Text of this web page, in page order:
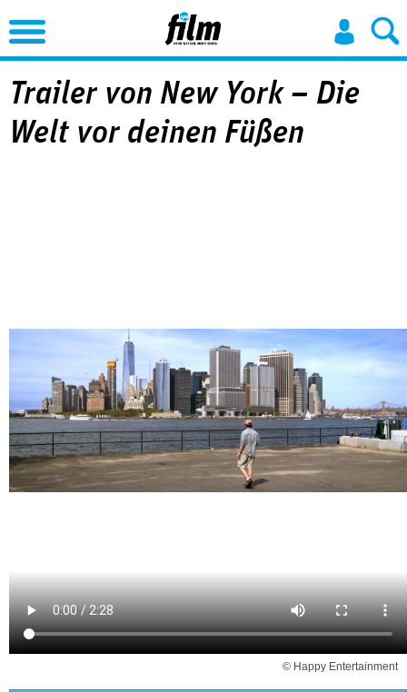
Jump to Navigation
Trailer von New York – Die
Welt vor deinen Füßen
© Happy Entertainment